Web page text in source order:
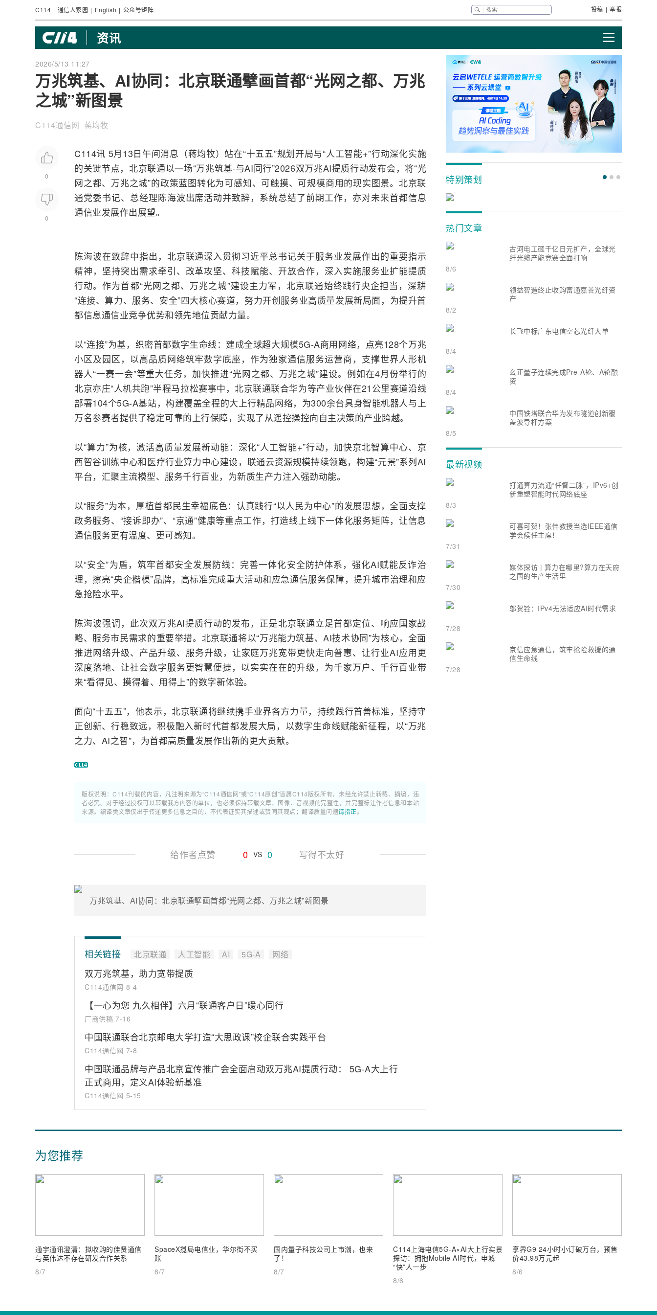
C114 | 通信人家园 | English | 公众号矩阵 投稿 | 举报
资讯
2026/5/13 11:27
万兆筑基、AI协同：北京联通擘画首都“光网之都、万兆
之城”新图景
C114通信网 蒋均牧
0
0
C114讯 5月13日午间消息（蒋均牧）站在“十五五”规划开局与“人工智能+”行动深化实施
的关键节点，北京联通以一场“万兆筑基·与AI同行”2026双万兆AI提质行动发布会，将“光
网之都、万兆之城”的政策蓝图转化为可感知、可触摸、可规模商用的现实图景。北京联
通党委书记、总经理陈海波出席活动并致辞，系统总结了前期工作，亦对未来首都信息
通信业发展作出展望。
陈海波在致辞中指出，北京联通深入贯彻习近平总书记关于服务业发展作出的重要指示
精神，坚持突出需求牵引、改革攻坚、科技赋能、开放合作，深入实施服务业扩能提质
行动。作为首都“光网之都、万兆之城”建设主力军，北京联通始终践行央企担当，深耕
“连接、算力、服务、安全”四大核心赛道，努力开创服务业高质量发展新局面，为提升首
都信息通信业竞争优势和领先地位贡献力量。
以“连接”为基，织密首都数字生命线：建成全球超大规模5G-A商用网络，点亮128个万兆
小区及园区，以高品质网络筑牢数字底座，作为独家通信服务运营商，支撑世界人形机
器人“一赛一会”等重大任务，加快推进“光网之都、万兆之城”建设。例如在4月份举行的
北京亦庄“人机共跑”半程马拉松赛事中，北京联通联合华为等产业伙伴在21公里赛道沿线
部署104个5G-A基站，构建覆盖全程的大上行精品网络，为300余台具身智能机器人与上
万名参赛者提供了稳定可靠的上行保障，实现了从遥控操控向自主决策的产业跨越。
以“算力”为核，激活高质量发展新动能：深化“人工智能+”行动，加快京北智算中心、京
西智谷训练中心和医疗行业算力中心建设，联通云资源规模持续领跑，构建“元景”系列AI
平台，汇聚主流模型、服务千行百业，为新质生产力注入强劲动能。
以“服务”为本，厚植首都民生幸福底色：认真践行“以人民为中心”的发展思想，全面支撑
政务服务、“接诉即办”、“京通”健康等重点工作，打造线上线下一体化服务矩阵，让信息
通信服务更有温度、更可感知。
以“安全”为盾，筑牢首都安全发展防线：完善一体化安全防护体系，强化AI赋能反诈治
理，擦亮“央企楷模”品牌，高标准完成重大活动和应急通信服务保障，提升城市治理和应
急抢险水平。
陈海波强调，此次双万兆AI提质行动的发布，正是北京联通立足首都定位、响应国家战
略、服务市民需求的重要举措。北京联通将以“万兆能力筑基、AI技术协同”为核心，全面
推进网络升级、产品升级、服务升级，让家庭万兆宽带更快走向普惠、让行业AI应用更
深度落地、让社会数字服务更智慧便捷，以实实在在的升级，为千家万户、千行百业带
来“看得见、摸得着、用得上”的数字新体验。
面向“十五五”，他表示，北京联通将继续携手业界各方力量，持续践行首善标准，坚持守
正创新、行稳致远，积极融入新时代首都发展大局，以数字生命线赋能新征程，以“万兆
之力、AI之智”，为首都高质量发展作出新的更大贡献。
版权说明：C114刊载的内容，凡注明来源为“C114通信网”或“C114原创”皆属C114版权所有，未经允许禁止转载、摘编，违
者必究。对于经过授权可以转载我方内容的单位，也必须保持转载文章、图像、音视频的完整性，并完整标注作者信息和本站
来源。编译类文章仅出于传递更多信息之目的，不代表证实其描述或赞同其观点；翻译质量问题请指正。
给作者点赞 0 VS 0 写得不太好
万兆筑基、AI协同：北京联通擘画首都“光网之都、万兆之城”新图景
相关链接 北京联通 人工智能 AI 5G-A 网络
双万兆筑基，助力宽带提质
C114通信网 8-4
【一心为您 九久相伴】六月“联通客户日”暖心同行
厂商供稿 7-16
中国联通联合北京邮电大学打造“大思政课”校企联合实践平台
C114通信网 7-8
中国联通品牌与产品北京宣传推广会全面启动双万兆AI提质行动： 5G-A大上行
正式商用，定义AI体验新基准
C114通信网 5-15
特别策划
热门文章
古河电工砸千亿日元扩产，全球光
纤光缆产能竞赛全面打响
8/6
领益智造终止收购富通嘉善光纤资
产
8/2
长飞中标广东电信空芯光纤大单
8/4
幺正量子连续完成Pre-A轮、A轮融
资
8/4
中国铁塔联合华为发布隧道创新覆
盖波导杆方案
8/5
最新视频
打通算力流通“任督二脉”，IPv6+创
新重塑智能时代网络底座
8/3
可喜可贺！张伟教授当选IEEE通信
学会候任主席！
7/31
媒体探访 | 算力在哪里?算力在天府
之国的生产生活里
7/30
邬贺铨：IPv4无法适应AI时代需求
7/28
京信应急通信，筑牢抢险救援的通
信生命线
7/28
为您推荐
通宇通讯澄清：拟收购的佳贤通信
与英伟达不存在研发合作关系
8/7
SpaceX搅局电信业，华尔街不买
账
8/7
国内量子科技公司上市潮，也来
了！
8/7
C114上海电信5G-A×AI大上行实景
探访：拥抱Mobile AI时代，申城
“快”人一步
8/6
享界G9 24小时小订破万台，预售
价43.98万元起
8/6